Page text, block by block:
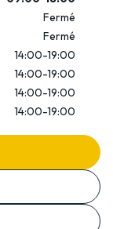
Fermé
Fermé
14:00-19:00
14:00-19:00
14:00-19:00
14:00-19:00